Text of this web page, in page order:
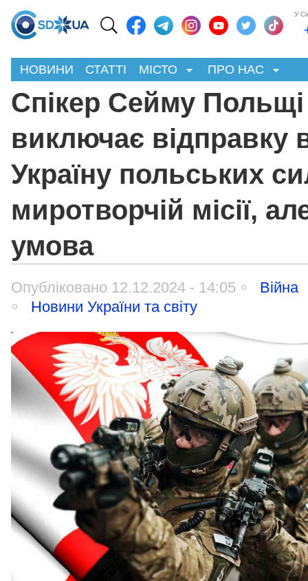
У
НОВИНИ СТАТТІ МІСТО ПРО НАС
Спікер Сейму
виключає відправку
Україну польських
миротворчій місії,
умова
Опубліковано 12.12.2024 - 14:05
Війна
Новини України та світу